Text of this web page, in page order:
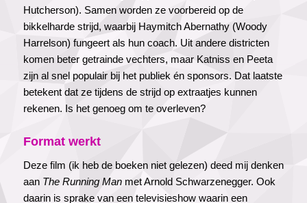
Hutcherson). Samen worden ze voorbereid op de
bikkelharde strijd, waarbij Haymitch Abernathy (Woody
Harrelson) fungeert als hun coach. Uit andere districten
komen beter getrainde vechters, maar Katniss en Peeta
zijn al snel populair bij het publiek én sponsors. Dat laatste
betekent dat ze tijdens de strijd op extraatjes kunnen
rekenen. Is het genoeg om te overleven?
Format werkt
Deze film (ik heb de boeken niet gelezen) deed mij denken
aan The Running Manmet Arnold Schwarzenegger. Ook
daarin is sprake van een televisieshow waarin een